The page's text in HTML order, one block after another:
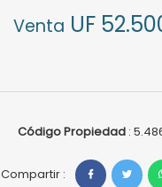
Venta UF
Código Propiedad:
Compartir :